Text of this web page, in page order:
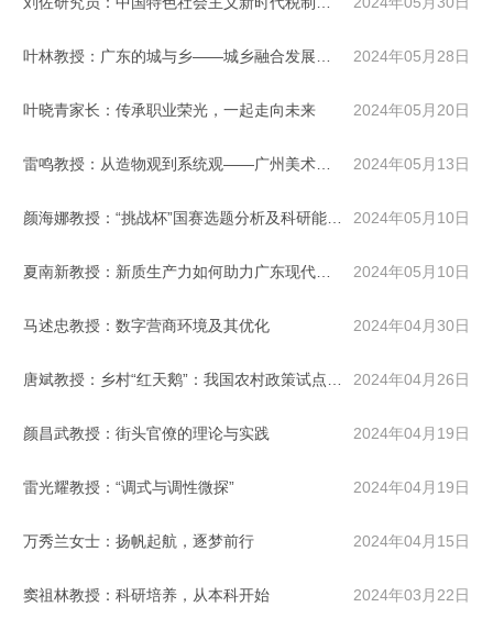
2024年05月28日
2024年05月20日
叶晓青家长：传承职业荣光，一起走向未来
2024年05月13日
雷鸣教授：从造物观到系统观——广州美术学院艺术与科技专业建设探究实践
2024年05月10日
颜海娜教授：“挑战杯”国赛选题分析及科研能力提升
2024年05月10日
夏南新教授：新质生产力如何助力广东现代化产业体系发展
2024年04月30日
马述忠教授：数字营商环境及其优化
2024年04月26日
2024年04月19日
颜昌武教授：街头官僚的理论与实践
2024年04月19日
雷光耀教授：“调式与调性微探”
2024年04月15日
万秀兰女士：扬帆起航，逐梦前行
2024年03月22日
窦祖林教授：科研培养，从本科开始